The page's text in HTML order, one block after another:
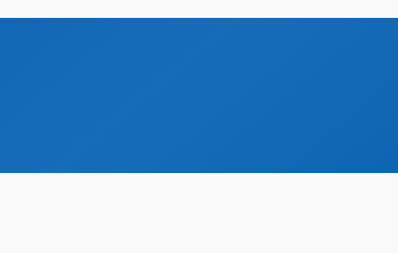
【通常運行しております】